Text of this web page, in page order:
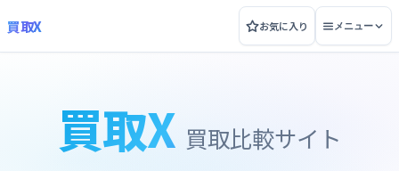
買取X お気に入り メニュー
買取X 買取比較サイト